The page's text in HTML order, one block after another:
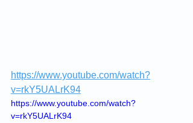
https://www.youtube.com/watch?
v=rkY5UALrK94
https://www.youtube.com/watch?
v=rkY5UALrK94